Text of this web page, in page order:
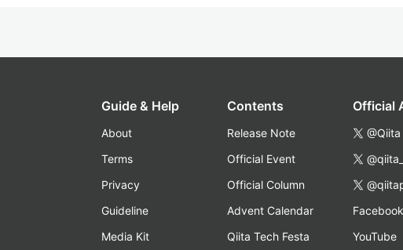
Guide & Help
About
Terms
Privacy
Guideline
Media Kit
Contents
Release Note
Official Event
Official Column
Advent Calendar
Qiita Tech Festa
Official
@Qiita
Facebook
YouTube